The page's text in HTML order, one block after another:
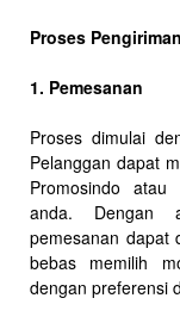
Proses
1. Pemesanan
Proses dimulai
Pelanggan dapat
Promosindo atau
anda. Dengan
pemesanan dapat
bebas memilih
dengan preferensi